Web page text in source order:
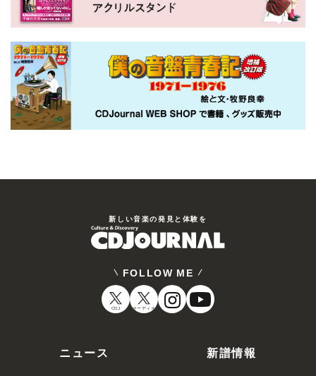
新しい⾳楽の発⾒と体験を
FOLLOW ME
CDJ オーディオ
ニュース
新譜情報